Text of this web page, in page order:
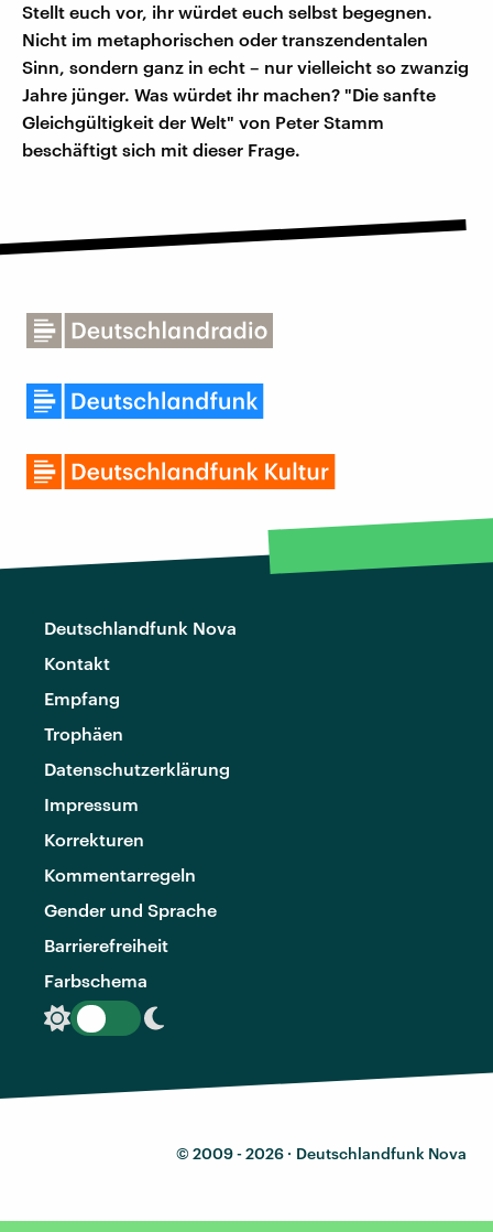
Stellt euch vor, ihr würdet euch selbst begegnen.
Nicht im metaphorischen oder transzendentalen
Sinn, sondern ganz in echt – nur vielleicht so zwanzig
Jahre jünger. Was würdet ihr machen? "Die sanfte
Gleichgültigkeit der Welt" von Peter Stamm
beschäftigt sich mit dieser Frage.
Deutschlandfunk Nova
Kontakt
Empfang
Trophäen
Datenschutzerklärung
Impressum
Korrekturen
Kommentarregeln
Gender und Sprache
Barrierefreiheit
Farbschema
© 2009 - 2026 · Deutschlandfunk Nova